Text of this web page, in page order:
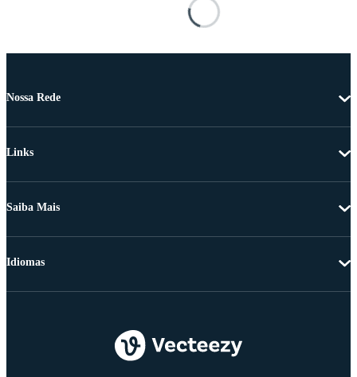
Nossa Rede
Links
Saiba Mais
Idiomas